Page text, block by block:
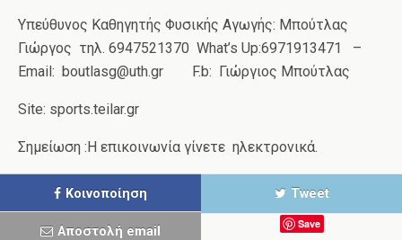
Υπεύθυνος Καθηγητής Φυσικής Αγωγής: Μπούτλας
Γιώργος τηλ. 6947521370 What’s Up:6971913471 –
Email: boutlasg@uth.gr F.b: Γιώργιος Μπούτλας
Site: sports.teilar.gr
Σημείωση :Η επικοινωνία γίνετε ηλεκτρονικά.
Κοινοποίηση Tweet
Save
Αποστολή email